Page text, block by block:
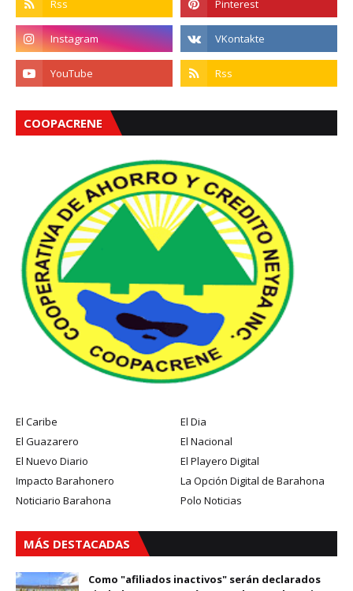
COOPACRENE
El Caribe
El Dia
El Guazarero
El Nacional
El Nuevo Diario
El Playero Digital
Impacto Barahonero
La Opción Digital de Barahona
Noticiario Barahona
Polo Noticias
MÁS DESTACADAS
Como "afiliados inactivos" serán declarados